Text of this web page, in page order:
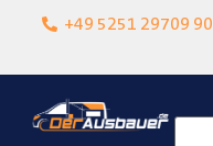
+49 5251 29709 90
Lokalgeschäft in